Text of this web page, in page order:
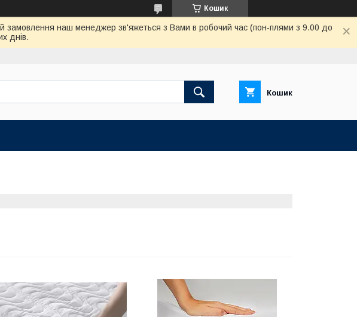
Кошик
замовлення наш менеджер зв'яжеться з Вами в робочий час (пон-плями з 9.00 до
днів.
Кошик